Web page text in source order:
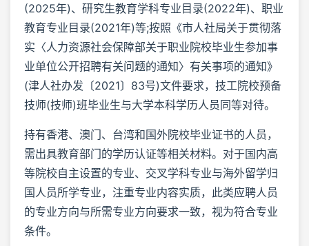
(2025年)、研究生教育学科专业目录(2022年)、职业
教育专业目录(2021年)等;按照《市人社局关于贯彻落
实〈人力资源社会保障部关于职业院校毕业生参加事
业单位公开招聘有关问题的通知〉有关事项的通知》
(津人社办发〔2021〕83号)文件要求，技工院校预备
技师(技师)班毕业生与大学本科学历人员同等对待。
持有香港、澳门、台湾和国外院校毕业证书的人员，
需出具教育部门的学历认证等相关材料。对于国内高
等院校自主设置的专业、交叉学科专业与海外留学归
国人员所学专业，注重专业内容实质，此类应聘人员
的专业方向与所需专业方向要求一致，视为符合专业
条件。